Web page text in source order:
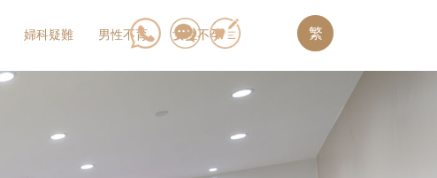
婦科疑難 男性不育 女性不孕 繁